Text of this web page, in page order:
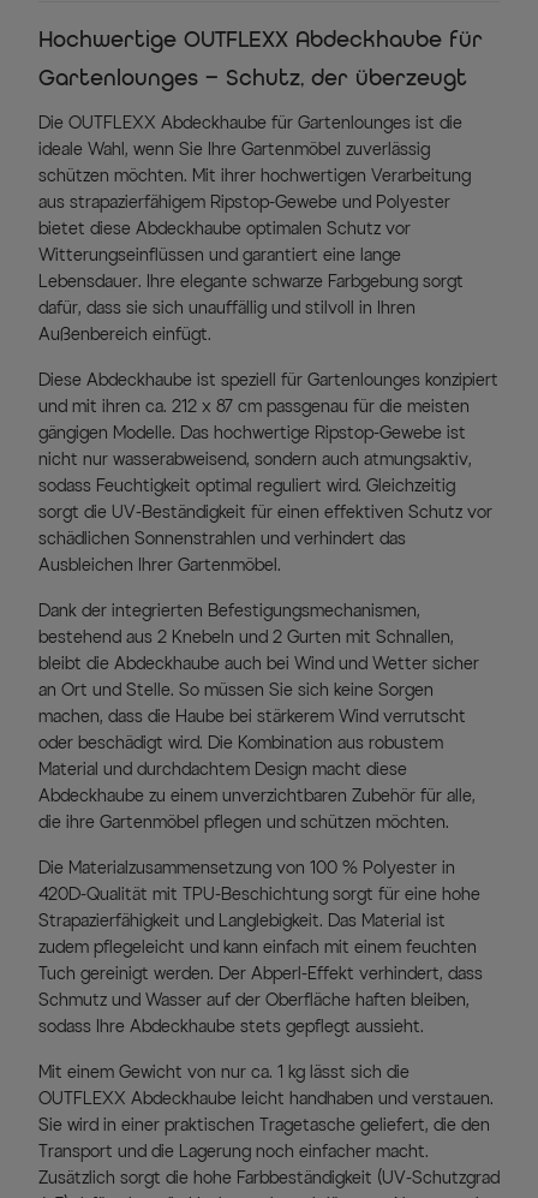
Hochwertige OUTFLEXX Abdeckhaube für
Gartenlounges – Schutz, der überzeugt
Die OUTFLEXX Abdeckhaube für Gartenlounges ist die
ideale Wahl, wenn Sie Ihre Gartenmöbel zuverlässig
schützen möchten. Mit ihrer hochwertigen Verarbeitung
aus strapazierfähigem Ripstop-Gewebe und Polyester
bietet diese Abdeckhaube optimalen Schutz vor
Witterungseinflüssen und garantiert eine lange
Lebensdauer. Ihre elegante schwarze Farbgebung sorgt
dafür, dass sie sich unauffällig und stilvoll in Ihren
Außenbereich einfügt.
Diese Abdeckhaube ist speziell für Gartenlounges konzipiert
und mit ihren ca. 212 x 87 cm passgenau für die meisten
gängigen Modelle. Das hochwertige Ripstop-Gewebe ist
nicht nur wasserabweisend, sondern auch atmungsaktiv,
sodass Feuchtigkeit optimal reguliert wird. Gleichzeitig
sorgt die UV-Beständigkeit für einen effektiven Schutz vor
schädlichen Sonnenstrahlen und verhindert das
Ausbleichen Ihrer Gartenmöbel.
Dank der integrierten Befestigungsmechanismen,
bestehend aus 2 Knebeln und 2 Gurten mit Schnallen,
bleibt die Abdeckhaube auch bei Wind und Wetter sicher
an Ort und Stelle. So müssen Sie sich keine Sorgen
machen, dass die Haube bei stärkerem Wind verrutscht
oder beschädigt wird. Die Kombination aus robustem
Material und durchdachtem Design macht diese
Abdeckhaube zu einem unverzichtbaren Zubehör für alle,
die ihre Gartenmöbel pflegen und schützen möchten.
Die Materialzusammensetzung von 100 % Polyester in
420D-Qualität mit TPU-Beschichtung sorgt für eine hohe
Strapazierfähigkeit und Langlebigkeit. Das Material ist
zudem pflegeleicht und kann einfach mit einem feuchten
Tuch gereinigt werden. Der Abperl-Effekt verhindert, dass
Schmutz und Wasser auf der Oberfläche haften bleiben,
sodass Ihre Abdeckhaube stets gepflegt aussieht.
Mit einem Gewicht von nur ca. 1 kg lässt sich die
OUTFLEXX Abdeckhaube leicht handhaben und verstauen.
Sie wird in einer praktischen Tragetasche geliefert, die den
Transport und die Lagerung noch einfacher macht.
Zusätzlich sorgt die hohe Farbbeständigkeit (UV-Schutzgrad